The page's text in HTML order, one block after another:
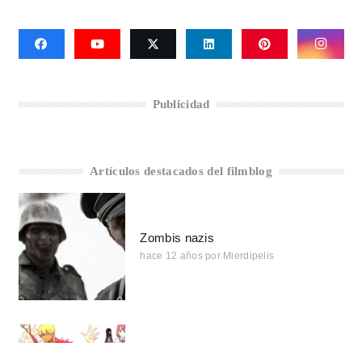
Publicidad
Artículos destacados del filmblog
Zombis nazis
hace 12 años por Mierdipelis